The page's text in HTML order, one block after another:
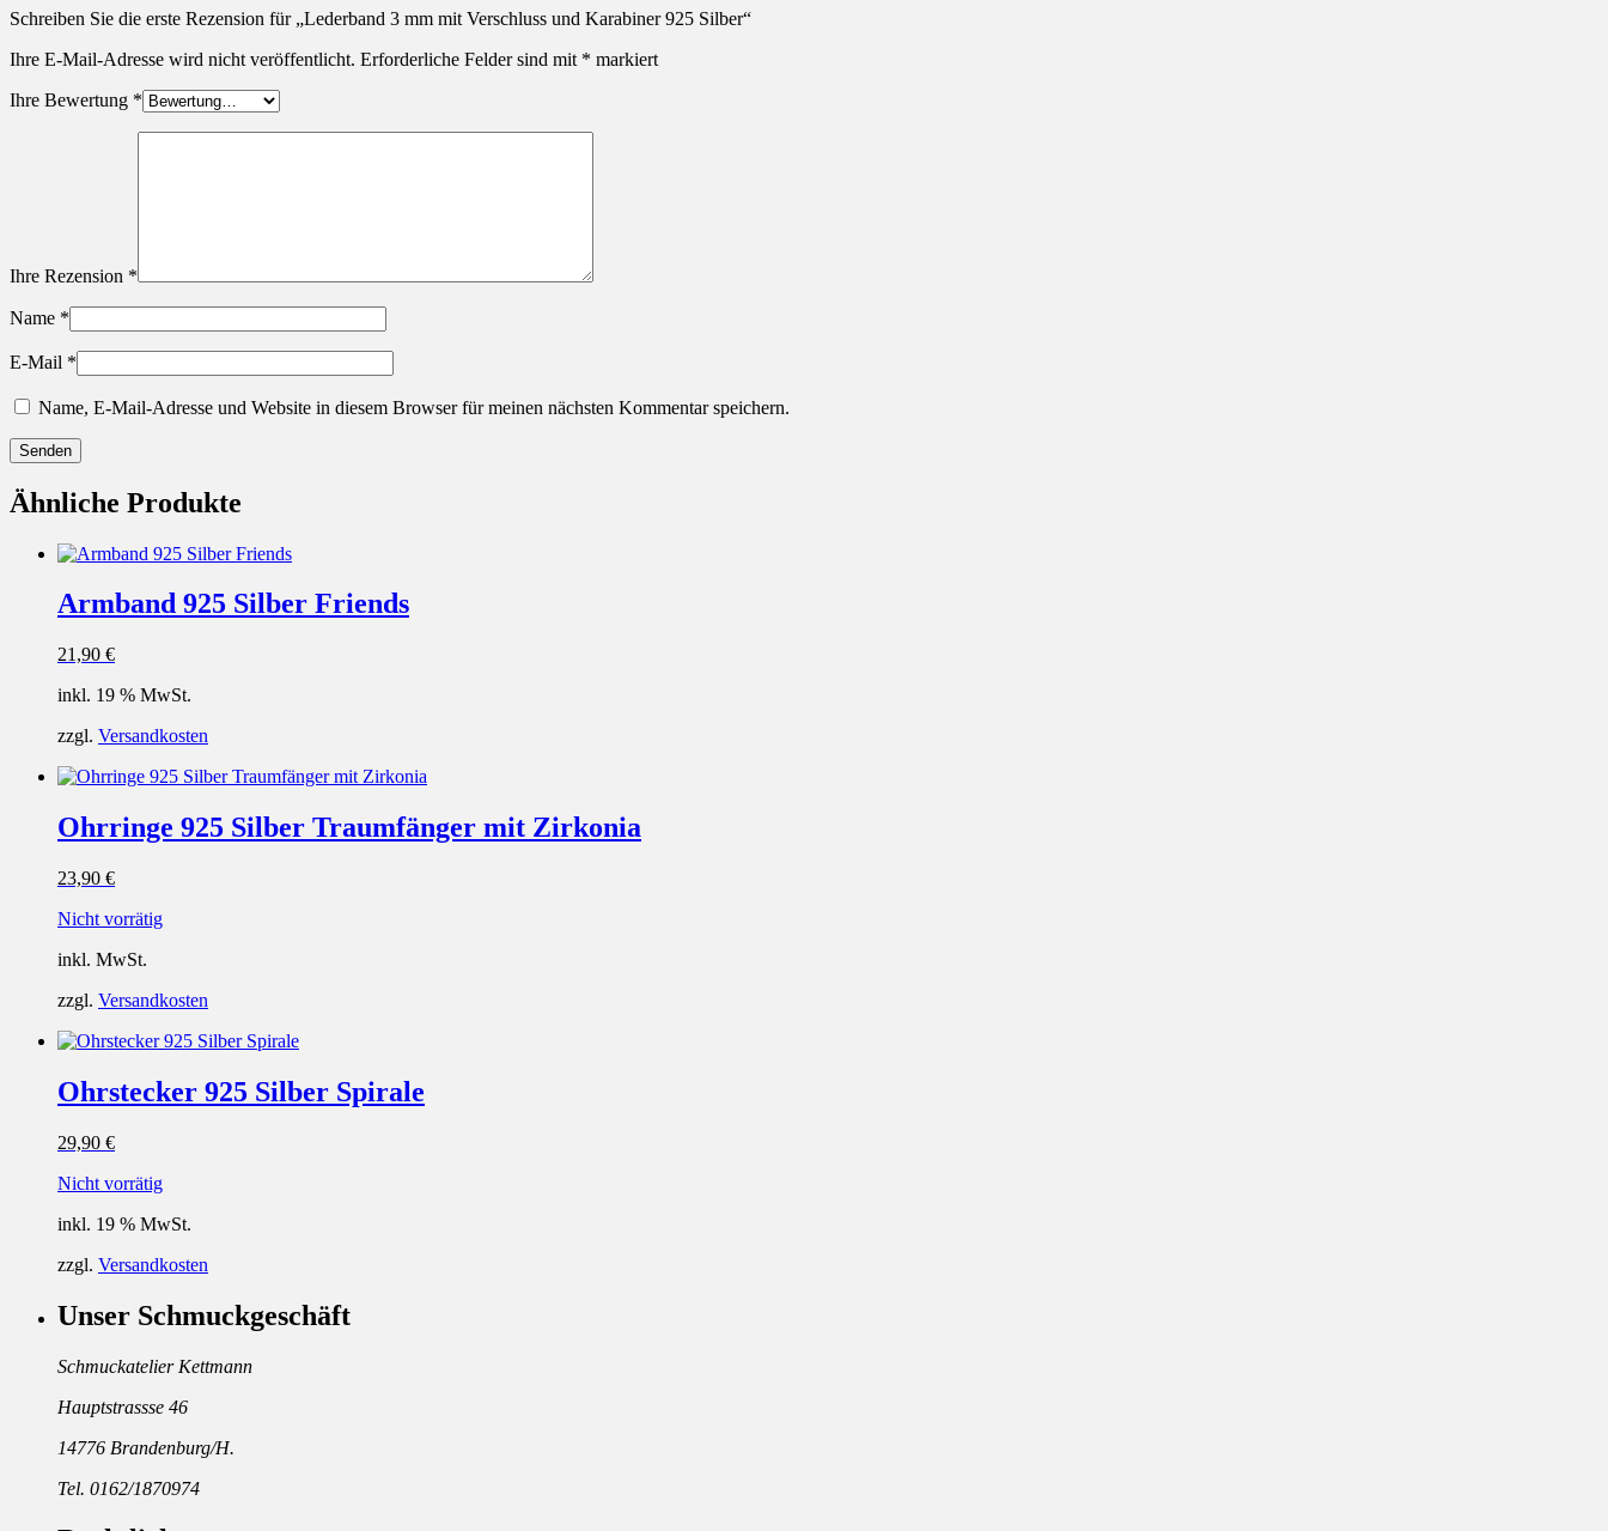
Schreiben Sie die erste Rezension für „Lederband 3 mm mit Verschluss und Karabiner 925 Silber“
Ihre E-Mail-Adresse wird nicht veröffentlicht. Erforderliche Felder sind mit * markiert
Ihre Bewertung *
Ihre Rezension *
Name *
E-Mail *
Name, E-Mail-Adresse und Website in diesem Browser für meinen nächsten Kommentar speichern.
Ähnliche Produkte
Armband 925 Silber Friends
21,90 €
inkl. 19 % MwSt.
zzgl. Versandkosten
Ohrringe 925 Silber Traumfänger mit Zirkonia
23,90 €
Nicht vorrätig
inkl. MwSt.
zzgl. Versandkosten
Ohrstecker 925 Silber Spirale
29,90 €
Nicht vorrätig
inkl. 19 % MwSt.
zzgl. Versandkosten
Unser Schmuckgeschäft
Schmuckatelier Kettmann
Hauptstrassse 46
14776 Brandenburg/H.
Tel. 0162/1870974